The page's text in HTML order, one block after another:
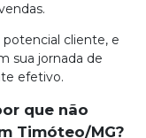
cliente, e
sua jornada de
efetivo.
que não
Timóteo/MG?